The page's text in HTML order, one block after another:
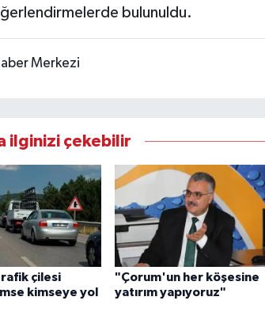
bulunuldu.
Merkezi
ilginizi çekebilir
çilesi
kimseye yol
"Çorum'un her köşesine
yatırım yapıyoruz"